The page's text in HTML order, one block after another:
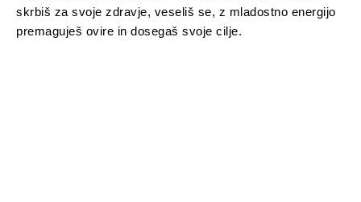
skrbiš za svoje zdravje, veseliš se, z mladostno energijo
premaguješ ovire in dosegaš svoje cilje.